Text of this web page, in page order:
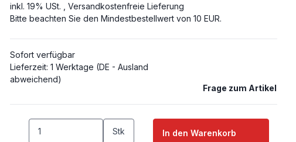
inkl. 19% USt. , Versandkostenfreie Lieferung
Bitte beachten Sie den Mindestbestellwert von 10 EUR.
Sofort verfügbar
Lieferzeit: 1 Werktage (DE - Ausland
abweichend)
Frage zum Artikel
Stk In den Warenkorb